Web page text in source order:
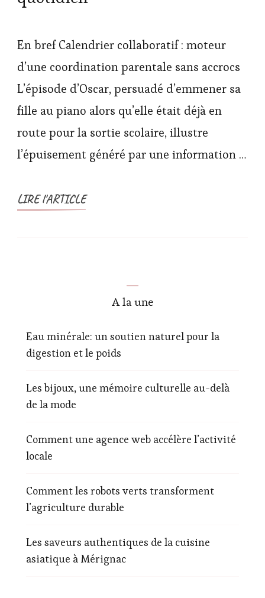
En bref Calendrier collaboratif : moteur
d’une coordination parentale sans accrocs
L’épisode d’Oscar, persuadé d’emmener sa
fille au piano alors qu’elle était déjà en
route pour la sortie scolaire, illustre
l’épuisement généré par une information …
LIRE l'ARTICLE
A la une
Eau minérale: un soutien naturel pour la
digestion et le poids
Les bijoux, une mémoire culturelle au-delà
de la mode
Comment une agence web accélère l’activité
locale
Comment les robots verts transforment
l’agriculture durable
Les saveurs authentiques de la cuisine
asiatique à Mérignac